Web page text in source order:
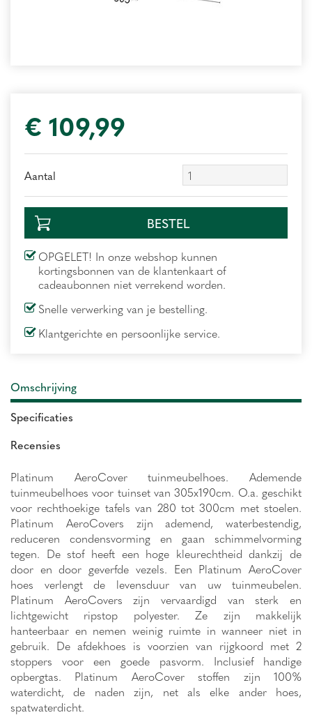
€ 109,99
Aantal
OPGELET! In onze webshop kunnen
kortingsbonnen van de klantenkaart of
cadeaubonnen niet verrekend worden.
Snelle verwerking van je bestelling.
Klantgerichte en persoonlijke service.
Omschrijving
Specificaties
Recensies
Platinum AeroCover tuinmeubelhoes. Ademende
tuinmeubelhoes voor tuinset van 305x190cm. O.a. geschikt
voor rechthoekige tafels van 280 tot 300cm met stoelen.
Platinum AeroCovers zijn ademend, waterbestendig,
reduceren condensvorming en gaan schimmelvorming
tegen. De stof heeft een hoge kleurechtheid dankzij de
door en door geverfde vezels. Een Platinum AeroCover
hoes verlengt de levensduur van uw tuinmeubelen.
Platinum AeroCovers zijn vervaardigd van sterk en
lichtgewicht ripstop polyester. Ze zijn makkelijk
hanteerbaar en nemen weinig ruimte in wanneer niet in
gebruik. De afdekhoes is voorzien van rijgkoord met 2
stoppers voor een goede pasvorm. Inclusief handige
opbergtas. Platinum AeroCover stoffen zijn 100%
waterdicht, de naden zijn, net als elke ander hoes,
spatwaterdicht.